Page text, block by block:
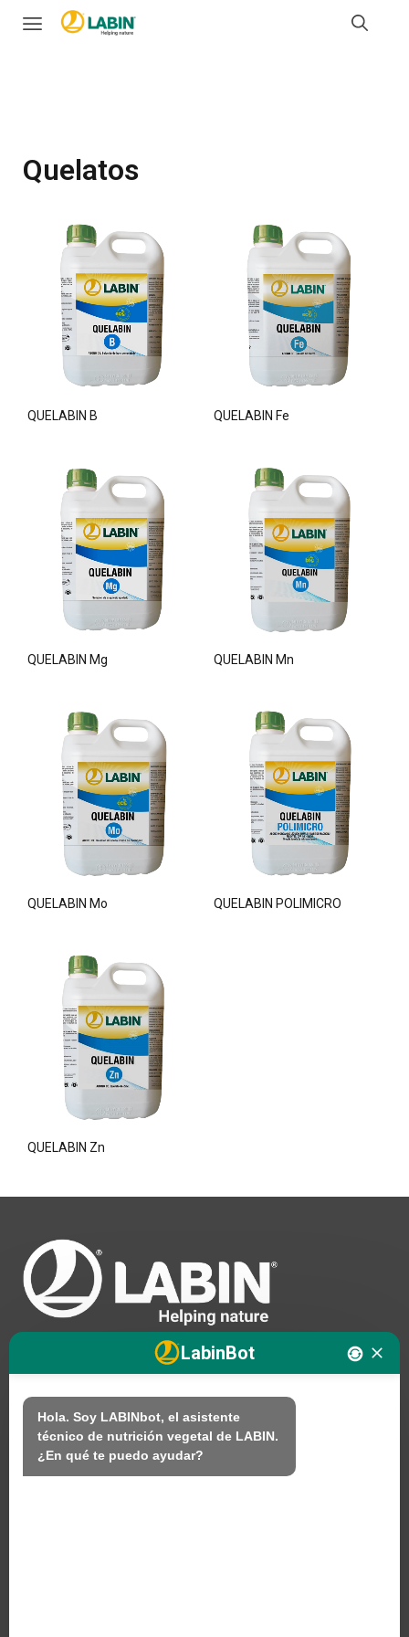
Quelatos
QUELABIN B QUELABIN Fe
QUELABIN Mg QUELABIN Mn
QUELABIN Mo QUELABIN POLIMICRO
QUELABIN Zn
Nosotros
Productos
LabinBot
Hola. Soy LABINbot, el asistente
técnico de nutrición vegetal de LABIN.
¿En qué te puedo ayudar?